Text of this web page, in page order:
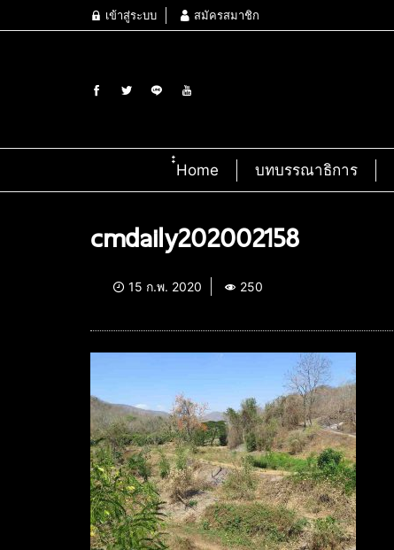
เข้าสู่ระบบ สมัครสมาชิก
๋๋Home บทบรรณาธิการ
cmdaily202002158
15 ก.พ. 2020 250